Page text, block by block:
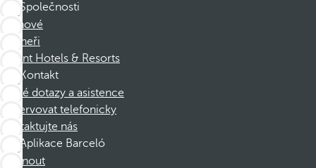
Společnosti
Členové
Partneři
Dorint Hotels & Resorts
Kontakt
Časté dotazy a asistence
Rezervovat telefonicky
Kontaktujte nás
Aplikace Barceló
Stáhnout